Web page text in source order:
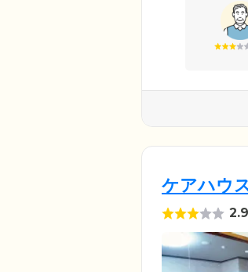
山など、
せてくれま
ケアハウ
2.9